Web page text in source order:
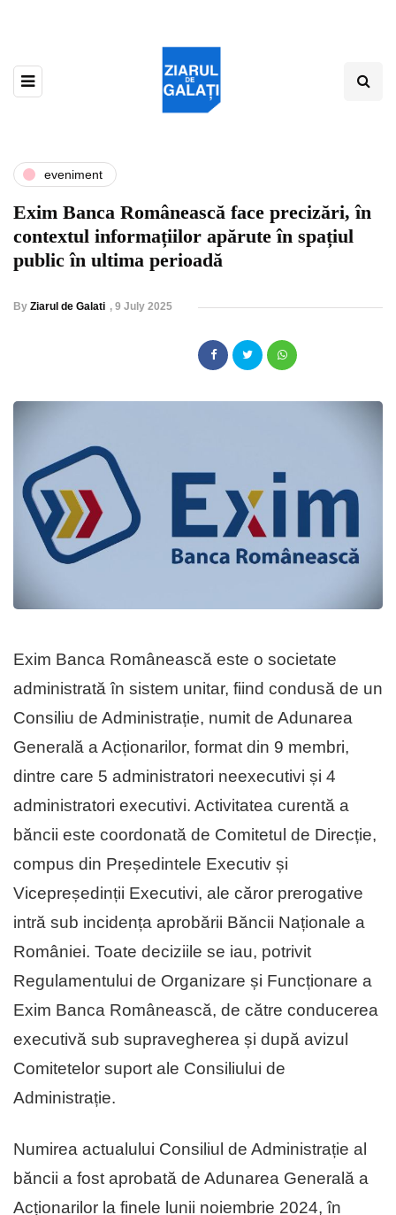
eveniment
Exim Banca Românească face precizări, în
contextul informațiilor apărute în spațiul
public în ultima perioadă
By Ziarul de Galati , 9 July 2025
Exim Banca Românească este o societate
administrată în sistem unitar, fiind condusă de un
Consiliu de Administrație, numit de Adunarea
Generală a Acționarilor, format din 9 membri,
dintre care 5 administratori neexecutivi și 4
administratori executivi. Activitatea curentă a
băncii este coordonată de Comitetul de Direcție,
compus din Președintele Executiv și
Vicepreședinții Executivi, ale căror prerogative
intră sub incidența aprobării Băncii Naționale a
României. Toate deciziile se iau, potrivit
Regulamentului de Organizare și Funcționare a
Exim Banca Românească, de către conducerea
executivă sub supravegherea și după avizul
Comitetelor suport ale Consiliului de
Administrație.
Numirea actualului Consiliul de Administrație al
băncii a fost aprobată de Adunarea Generală a
Acționarilor la finele lunii noiembrie 2024, în